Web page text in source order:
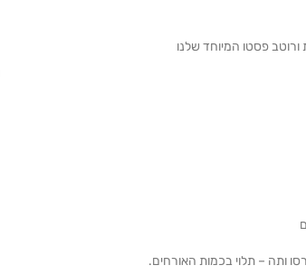
ורוטב פסטו המיוחד שלנו
ותה – תלוי בכמות האורחים.